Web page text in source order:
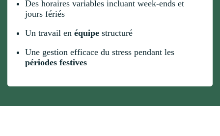
Des horaires variables incluant week-ends et
jours fériés
Un travail en équipe structuré
Une gestion efficace du stress pendant les
périodes festives